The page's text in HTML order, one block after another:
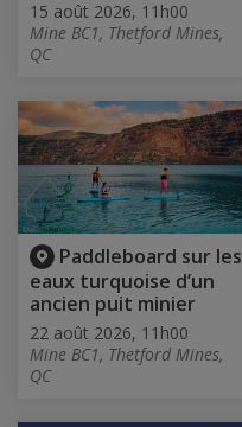
15 août 2026, 11h00
Mine BC1, Thetford Mines,
QC
Paddleboard sur les
eaux turquoise d’un
ancien puit minier
22 août 2026, 11h00
Mine BC1, Thetford Mines,
QC